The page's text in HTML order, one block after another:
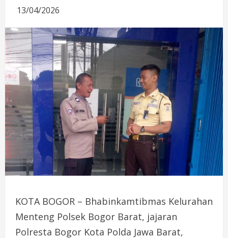
13/04/2026
KOTA BOGOR – Bhabinkamtibmas Kelurahan
Menteng Polsek Bogor Barat, jajaran
Polresta Bogor Kota Polda Jawa Barat,